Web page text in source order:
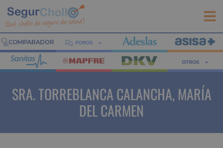
FOROS
OTROS
SRA. TORREBLANCA CALANCHA, MARÍA
DEL CARMEN